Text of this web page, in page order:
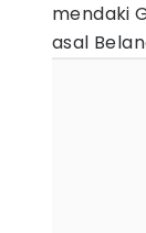
mendaki
asal